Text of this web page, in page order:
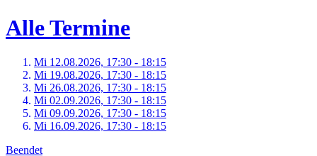
Alle Termine
Mi 12.08.2026, 17:30 - 18:15
Mi 19.08.2026, 17:30 - 18:15
Mi 26.08.2026, 17:30 - 18:15
Mi 02.09.2026, 17:30 - 18:15
Mi 09.09.2026, 17:30 - 18:15
Mi 16.09.2026, 17:30 - 18:15
Beendet